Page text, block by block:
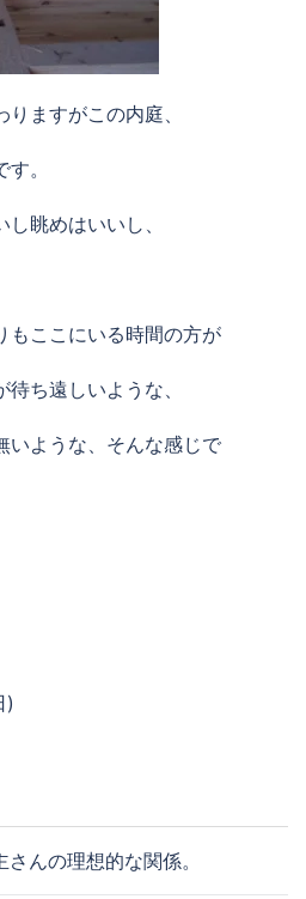
りますがこの内庭、
。
眺めはいいし、
もここにいる時間の方が
ち遠しいような、
いような、そんな感じで
)
んの理想的な関係。